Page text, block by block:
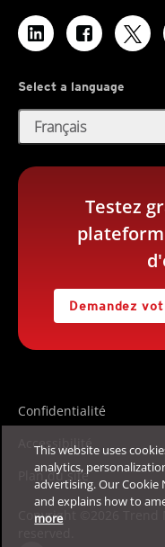
Select a language
Français
Testez
Demandez
Confidentialité
Accessibilité
Plan du site
Copyright ©2026
This website uses
analytics,
advertising. Our
and explains how to
more